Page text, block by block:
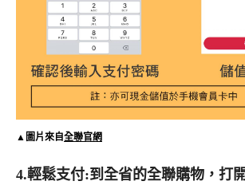
▲圖片來自全聯官網
4.輕鬆支付:到全省的全聯購物，打